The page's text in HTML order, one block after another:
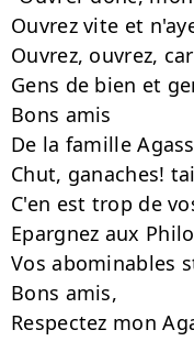
Ouvrez vite et
Ouvrez, ouvrez,
Gens de bien et
Bons amis
De la famille
Chut, ganaches!
C'en est trop de
Epargnez aux
Vos abominables
Bons amis,
Respectez mon